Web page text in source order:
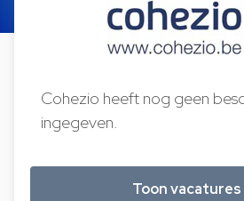
Cohezio heeft nog geen
ingegeven.
Toon